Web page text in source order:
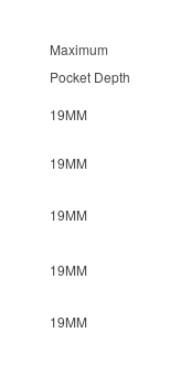
Maximum
Pocket Depth
19MM
19MM
19MM
19MM
19MM